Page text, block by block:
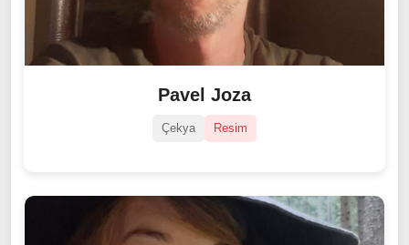
Pavel Joza
Çekya Resim